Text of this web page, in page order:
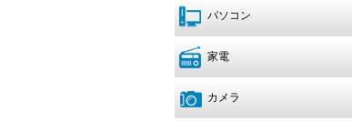
パソコン
家電
カメラ